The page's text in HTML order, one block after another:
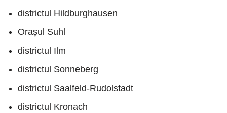
districtul Hildburghausen
Orașul Suhl
districtul Ilm
districtul Sonneberg
districtul Saalfeld-Rudolstadt
districtul Kronach